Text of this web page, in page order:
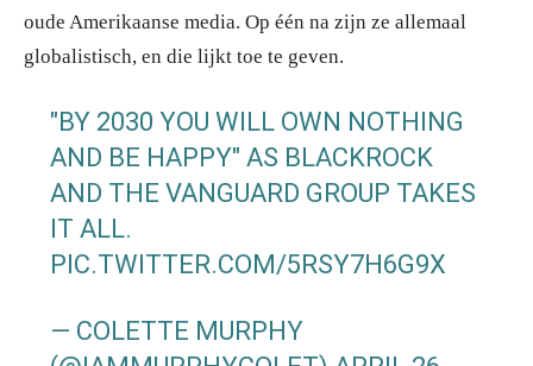
oude Amerikaanse media. Op één na zijn ze allemaal
globalistisch, en die lijkt toe te geven.
"BY 2030 YOU WILL OWN NOTHING
AND BE HAPPY" AS BLACKROCK
AND THE VANGUARD GROUP TAKES
IT ALL.
PIC.TWITTER.COM/5RSY7H6G9X
— COLETTE MURPHY